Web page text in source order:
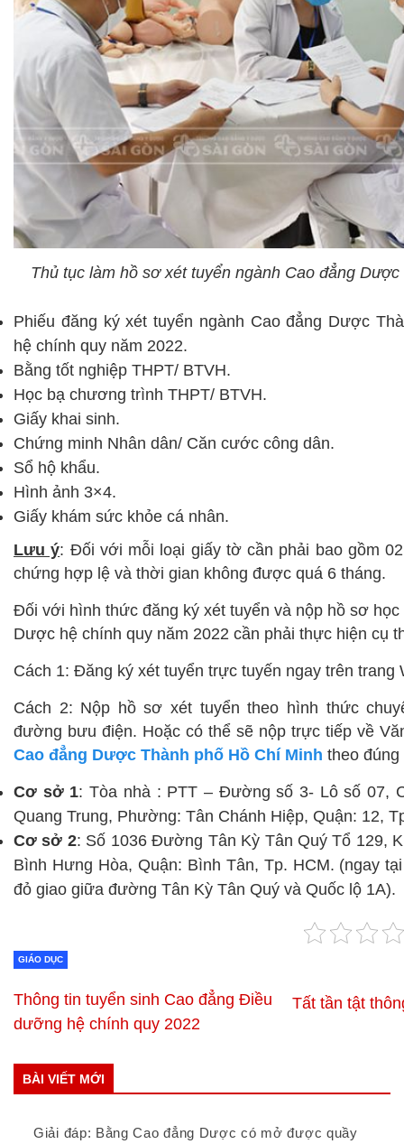
Thủ tục làm hồ sơ xét tuyển ngành Cao đẳng
Phiếu đăng ký xét tuyển ngành Cao đẳng Dược
hệ chính quy năm 2022.
Bằng tốt nghiệp THPT/ BTVH.
Học bạ chương trình THPT/ BTVH.
Giấy khai sinh.
Chứng minh Nhân dân/ Căn cước công dân.
Sổ hộ khẩu.
Hình ảnh 3×4.
Giấy khám sức khỏe cá nhân.
Lưu ý: Đối với mỗi loại giấy tờ cần phải bao gồm
chứng hợp lệ và thời gian không được quá 6 tháng.
Đối với hình thức đăng ký xét tuyển và nộp hồ sơ học
Dược hệ chính quy năm 2022 cần phải thực hiện cụ
Cách 1: Đăng ký xét tuyển trực tuyến ngay trên trang
Cách 2: Nộp hồ sơ xét tuyển theo hình thức
đường bưu điện. Hoặc có thể sẽ nộp trực tiếp về
Cao đẳng Dược Thành phố Hồ Chí Minh theo đúng
Cơ sở 1: Tòa nhà : PTT – Đường số 3- Lô số 07,
Quang Trung, Phường: Tân Chánh Hiệp, Quận: 12,
Cơ sở 2: Số 1036 Đường Tân Kỳ Tân Quý Tổ 129,
Bình Hưng Hòa, Quận: Bình Tân, Tp. HCM. (ngay
đỏ giao giữa đường Tân Kỳ Tân Quý và Quốc lộ 1A).
GIÁO DỤC
Thông tin tuyển sinh Cao đẳng Điều
dưỡng hệ chính quy 2022
Tất tần tật
BÀI VIẾT MỚI
Giải đáp: Bằng Cao đẳng Dược có mở được quầy